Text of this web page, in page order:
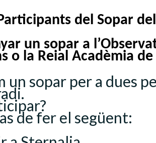
del Sopar
un sopar a
o la Reial Acadèmia
un sopar per a dues
de fer el següent: